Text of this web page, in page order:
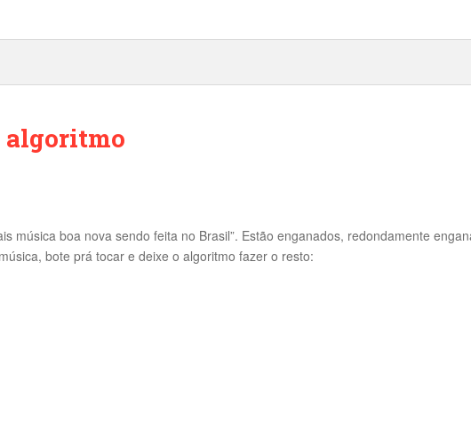
música boa nova sendo feita no Brasil”. Estão enganados, redondamente
bote prá tocar e deixe o algoritmo fazer o resto: